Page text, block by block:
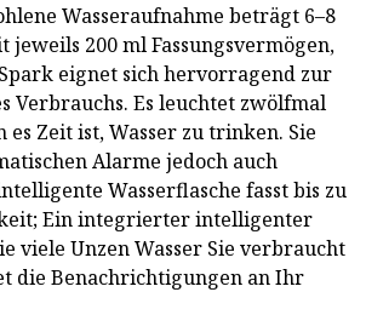
Wasseraufnahme beträgt 6–8
jeweils 200 ml Fassungsvermögen,
eignet sich hervorragend zur
Verbrauchs. Es leuchtet zwölfmal
es Zeit ist, Wasser zu trinken. Sie
Alarme jedoch auch
Wasserflasche fasst bis zu
Ein integrierter intelligenter
viele Unzen Wasser Sie verbraucht
die Benachrichtigungen an Ihr